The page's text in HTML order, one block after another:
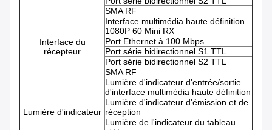
SMA RF
Interface du
récepteur
Interface multimédia haute définition
1080P 60 Mini RX
Port Ethernet à 100 Mbps
Port série bidirectionnel S1 TTL
Port série bidirectionnel S2 TTL
SMA RF
Lumière d'indicateur
Lumière d'indicateur d'entrée/sortie
d'interface multimédia haute définition
Lumière d'indicateur d'émission et de
réception
Lumière de l'indicateur du tableau